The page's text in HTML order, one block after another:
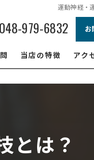
運動神経・
048-979-6832 お
当店の特徴
ボクシング
フィットネス
アク
とは？